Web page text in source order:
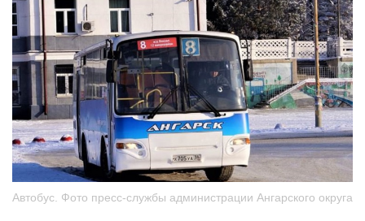
Автобус. Фото пресс-службы администрации Ангарского округа